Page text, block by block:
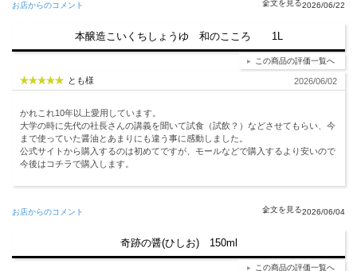
お店からのコメント 2026/06/22
本醸造こいくちしょうゆ 和のこころ 1L
この商品の評価一覧へ
とも様 2026/06/02
かれこれ10年以上愛用しています。
大学の時に先代の社長さんの講義を聞いて試食（試飲？）などさせてもらい、今
まで使っていた醤油とあまりにも違う事に感動しました。
公式サイトから購入するのは初めてですが、モールなどで購入するより安いので
今後はコチラで購入します。
お店からのコメント 2026/06/04
奇跡の醤(ひしお) 150ml
この商品の評価一覧へ